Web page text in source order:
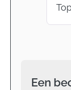
Een